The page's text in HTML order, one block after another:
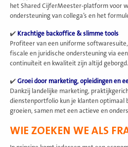
het Shared CijferMeester-platform voor
ondersteuning van collega’s en het
✔️ Krachtige backoffice & slimme tools
Profiteer van een uniforme
fiscale en juridische ondersteuning via
continuïteit en kwaliteit zijn altijd geborgd.
✔️ Groei door marketing, opleidingen en
Dankzij landelijke marketing,
dienstenportfolio kun je klanten optimaal
groeien, samen met een actieve en
WIE ZOEKEN WE ALS